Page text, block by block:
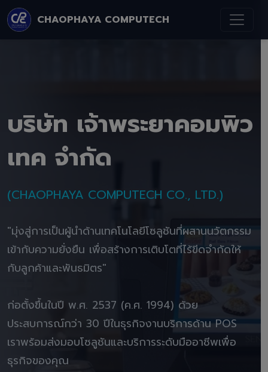
CHAOPHAYA COMPUTECH
บริษัท เจ้าพระยาคอมพิว
เทค จำกัด
(CHAOPHAYA COMPUTECH CO., LTD.)
"มุ่งสู่การเป็นผู้นำด้านเทคโนโลยีโซลูชันที่ผสานนวัตกรรม
เข้ากับความยั่งยืน เพื่อสร้างการเติบโตที่ไร้ขีดจำกัดให้
กับลูกค้าและพันธมิตร"
ก่อตั้งขึ้นในปี พ.ศ. 2537 (ค.ศ. 1994) ด้วย
ประสบการณ์กว่า 30 ปีในธุรกิจงานบริการด้าน POS
เราพร้อมส่งมอบโซลูชันและบริการระดับมืออาชีพเพื่อ
ธุรกิจของคุณ